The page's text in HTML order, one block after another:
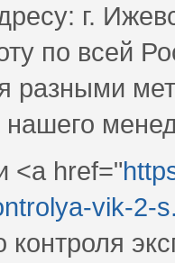
г.
по всей
разными
нашего
<a href="
vik-2-
контроля